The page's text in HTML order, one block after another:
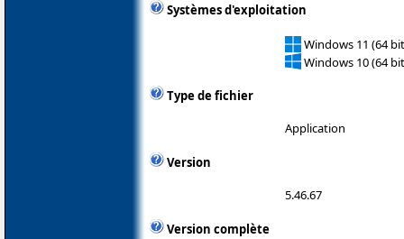
Systèmes d'exploitation
Windows 11 (64
Windows 10 (64
Type de fichier
Application
Version
5.46.67
Version complète